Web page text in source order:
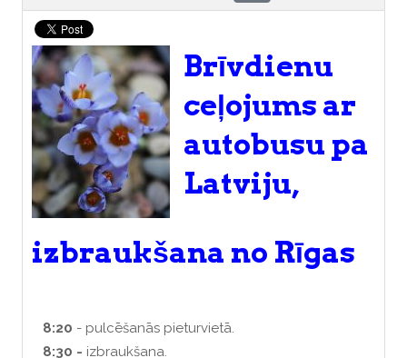
Brīvdienu
ceļojums ar
autobusu pa
Latviju,
izbraukšana no Rīgas
8:20 - pulcēšanās pieturvietā.
8:30 - izbraukšana.